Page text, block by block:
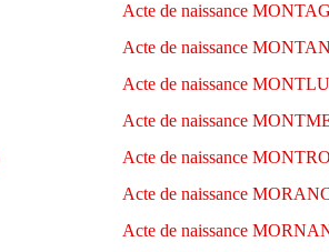
Acte de naissance
Acte de naissance
Acte de naissance
Acte de naissance
Acte de naissance
Acte de naissance
Acte de naissance